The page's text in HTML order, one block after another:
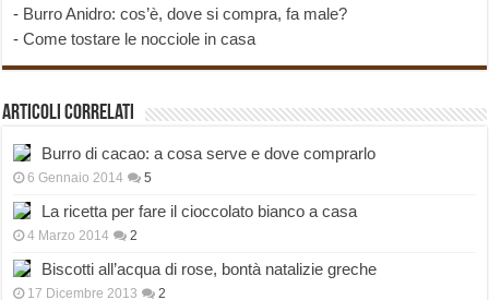
- Burro Anidro: cos’è, dove si compra, fa male?
-Come tostare le nocciole in casa
Articoli correlati
Burro di cacao: a cosa serve e dove comprarlo
6 Gennaio 2014 5
La ricetta per fare il cioccolato bianco a casa
4 Marzo 2014 2
Biscotti all’acqua di rose, bontà natalizie greche
17 Dicembre 2013 2